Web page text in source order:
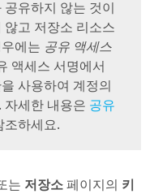
유하지 않는 것이
고 저장소 리소스
에는 공유 액세스
액세스 서명에서
사용하여 계정의
자세한 내용은 공유
조하세요.
는 저장소페이지의 키